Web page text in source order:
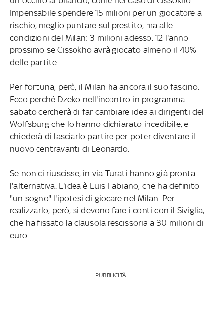
Impensabile spendere 15 milioni per un giocatore a
rischio, meglio puntare sul prestito, ma alle
condizioni del Milan: 3 milioni adesso, 12 l'anno
prossimo se Cissokho avrà giocato almeno il 40%
delle partite.
Per fortuna, però, il Milan ha ancora il suo fascino.
Ecco perché Dzeko nell'incontro in programma
sabato cercherà di far cambiare idea ai dirigenti del
Wolfsburg che lo hanno dichiarato incedibile, e
chiederà di lasciarlo partire per poter diventare il
nuovo centravanti di Leonardo.
Se non ci riuscisse, in via Turati hanno già pronta
l'alternativa. L'idea è Luis Fabiano, che ha definito
"un sogno" l'ipotesi di giocare nel Milan. Per
realizzarlo, però, si devono fare i conti con il Siviglia,
che ha fissato la clausola rescissoria a 30 milioni di
euro.
PUBBLICITÀ